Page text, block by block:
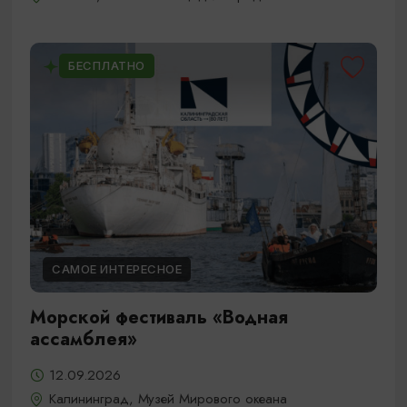
БЕСПЛАТНО
САМОЕ ИНТЕРЕСНОЕ
Морской фестиваль «Водная
ассамблея»
12.09.2026
Калининград, Музей Мирового океана